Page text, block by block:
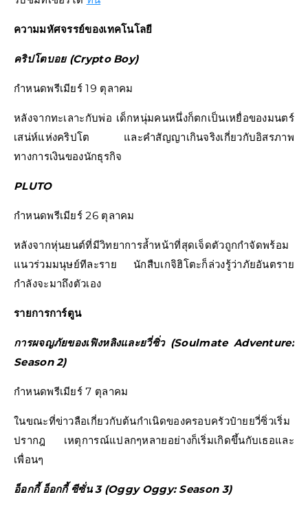
ความมหัศจรรย์ของเทคโนโลยี
คริปโตบอย (Crypto Boy)
กำหนดพรีเมียร์ 19 ตุลาคม
หลังจากทะเลาะกับพ่อ เด็กหนุ่มคนหนึ่งก็ตกเป็นเหยื่อของมนตร์
เสน่ห์แห่งคริปโต และคำสัญญาเกินจริงเกี่ยวกับอิสรภาพ
ทางการเงินของนักธุรกิจ
PLUTO
กำหนดพรีเมียร์ 26 ตุลาคม
หลังจากหุ่นยนต์ที่มีวิทยาการล้ำหน้าที่สุดเจ็ดตัวถูกกำจัดพร้อม
แนวร่วมมนุษย์ทีละราย นักสืบเกจิฮิโตะก็ล่วงรู้ว่าภัยอันตราย
กำลังจะมาถึงตัวเอง
รายการการ์ตูน
การผจญภัยของเฟิงหลิงและยวี่ซิ่ว (Soulmate Adventure:
Season 2)
กำหนดพรีเมียร์ 7 ตุลาคม
ในขณะที่ข่าวลือเกี่ยวกับต้นกำเนิดของครอบครัวป๋ายยวี่ซิ่วเริ่ม
ปรากฎ เหตุการณ์แปลกๆหลายอย่างก็เริ่มเกิดขึ้นกับเธอและ
เพื่อนๆ
อ็อกกี้ อ็อกกี้ ซีซั่น 3 (Oggy Oggy: Season 3)